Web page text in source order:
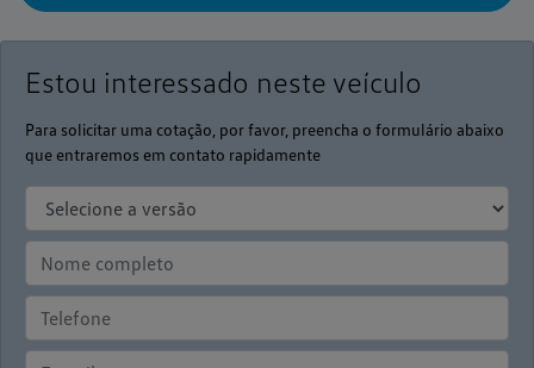
Estou interessado neste veículo
Para solicitar uma cotação, por favor, preencha o formulário abaixo
que entraremos em contato rapidamente